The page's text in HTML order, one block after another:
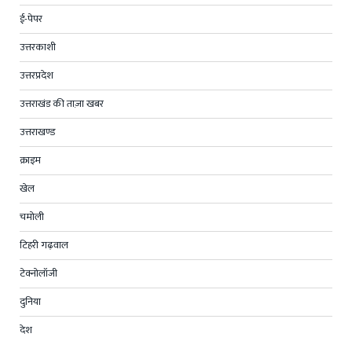
ई-पेपर
उत्तरकाशी
उत्तरप्रदेश
उत्तराखंड की ताज़ा खबर
उत्तराखण्ड
क्राइम
खेल
चमोली
टिहरी गढ़वाल
टेक्नोलॉजी
दुनिया
देश